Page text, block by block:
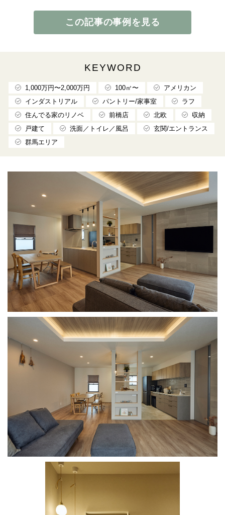
この記事の事例を見る
KEYWORD
1,000万円〜2,000万円 100㎡〜
アメリカン
インダストリアル
パントリー/家事室
ラフ
住んでる家のリノベ
前橋店 北欧
収納
戸建て
洗面／トイレ／風呂
玄関/エントランス
群馬エリア